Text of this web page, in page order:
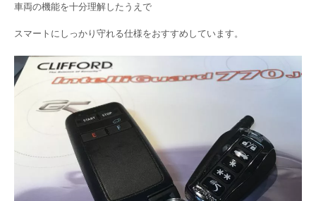
車両の機能を十分理解したうえで
スマートにしっかり守れる仕様をおすすめしています。